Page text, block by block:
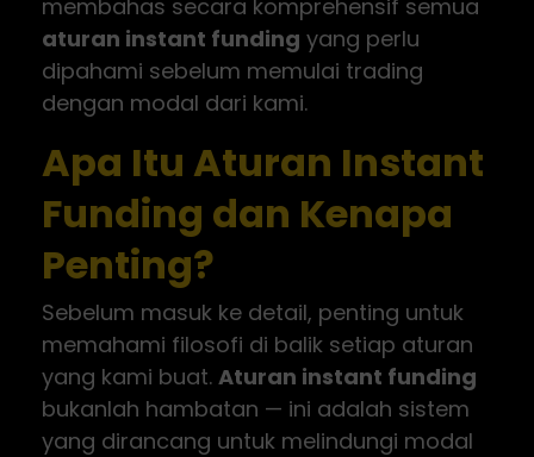
membahas secara komprehensif semua
aturan instant funding yang perlu
dipahami sebelum memulai trading
dengan modal dari kami.
Apa Itu Aturan Instant
Funding dan Kenapa
Penting?
Sebelum masuk ke detail, penting untuk
memahami filosofi di balik setiap aturan
yang kami buat. Aturan instant funding
bukanlah hambatan — ini adalah sistem
yang dirancang untuk melindungi modal